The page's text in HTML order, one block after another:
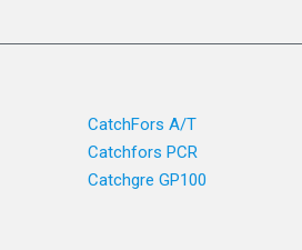
CatchFors A/T
Catchfors PCR
Catchgre GP100